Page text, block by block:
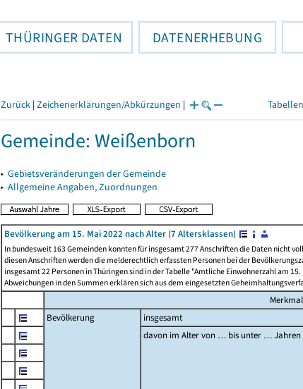
THÜRINGER DATEN DATENERHEBUNG
Zurück | Zeichenerklärungen/Abkürzungen |
Gemeinde: Weißenborn
▸ Gebietsveränderungen der Gemeinde
▸ Allgemeine Angaben, Zuordnungen
Bevölkerung am 15. Mai 2022 nach Alter (7 Altersklassen)
In bundesweit 163 Gemeinden konnten für insgesamt 277 Anschriften die Daten nicht
diesen Anschriften werden die melderechtlich erfassten Personen bei der
insgesamt 22 Personen in Thüringen sind in der Tabelle "Amtliche Einwohnerzahl am
Abweichungen in den Summen erklären sich aus dem eingesetzten
Merkmal
Bevölkerung
insgesamt
davon im Alter von … bis unter … Jahren